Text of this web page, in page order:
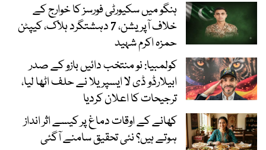
ہنگو میں سکیورٹی فورسز کا خوارج کے
خلاف آپریشن، 7 دہشتگرد ہلاک، کیپٹن
حمزہ اکرم شہید
کولمبیا: نو منتخب دائیں بازو کے صدر
ابیلارڈو ڈی لا ایسپریلا نے حلف اٹھا لیا،
ترجیحات کا اعلان کردیا
کھانے کے اوقات دماغ پر کیسے اثر انداز
ہوتے ہیں؟ نئی تحقیق سامنے آگئی